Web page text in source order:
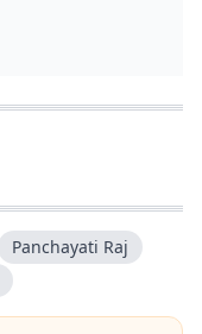
Panchayati Raj